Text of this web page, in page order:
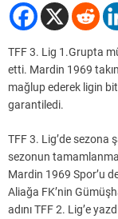
TFF 3. Lig 1.Grupta
etti. Mardin 1969
mağlup ederek ligin
garantiledi.
TFF 3. Lig’de sezona
sezonun
Mardin 1969 Spor’u
Aliağa FK’nin
adını TFF 2. Lig’e